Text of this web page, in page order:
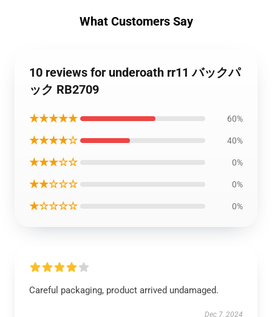
What Customers Say
10 reviews for underoath rr11 バックパ
ック RB2709
★★★★★ 60%
★★★★☆ 40%
★★★☆☆ 0%
★★☆☆☆ 0%
★☆☆☆☆ 0%
Careful packaging, product arrived undamaged.
Dec 7, 2024